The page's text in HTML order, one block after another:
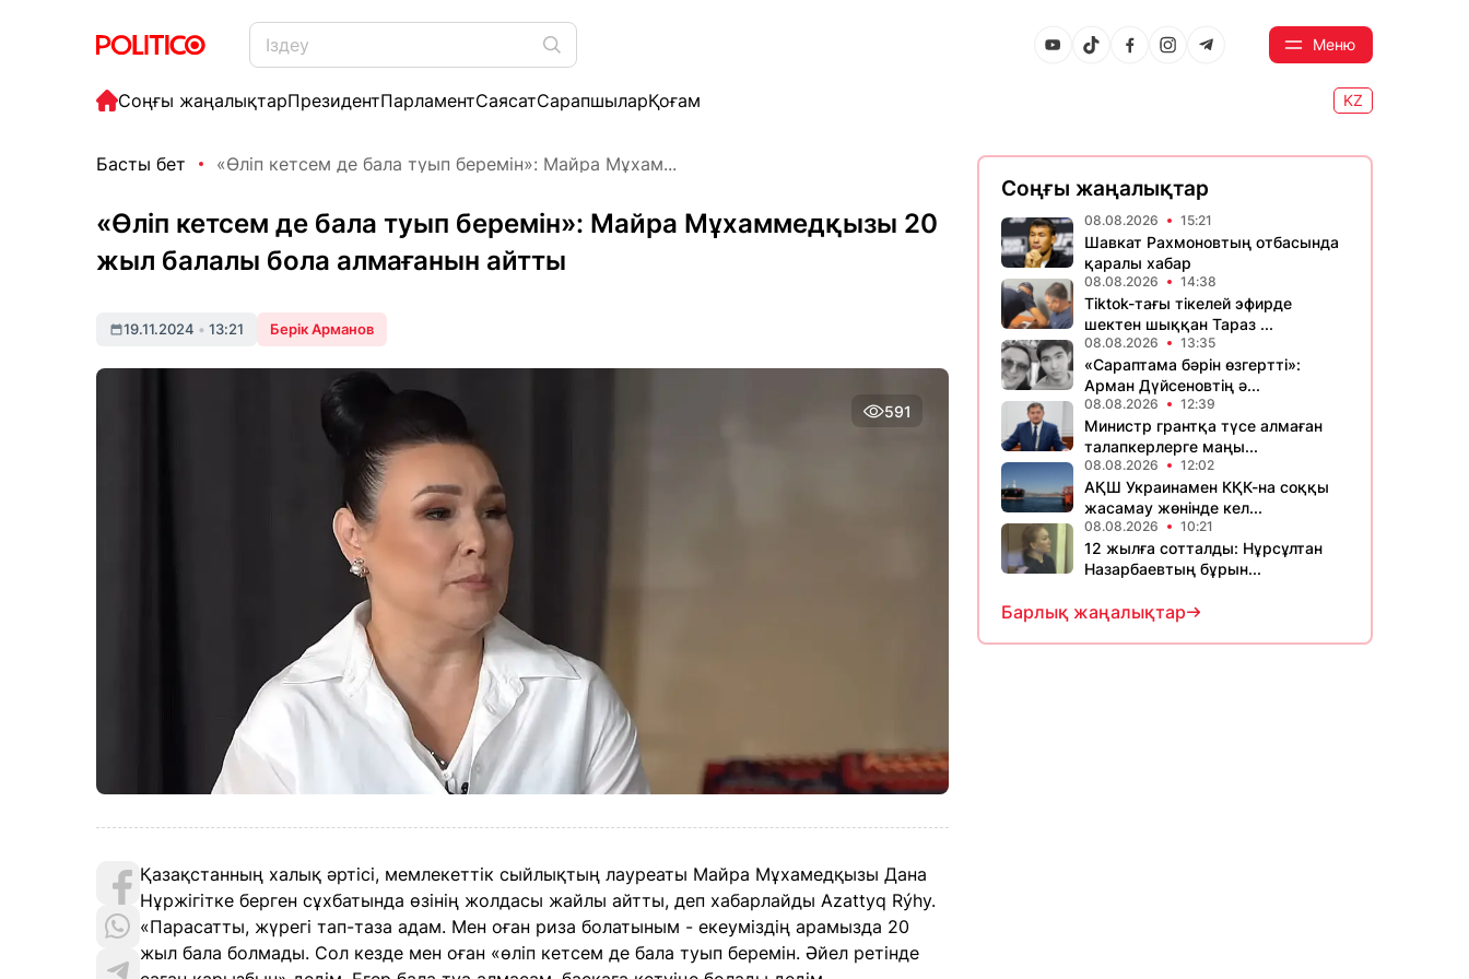
Меню
Соңғы жаңалықтарПрезидентПарламентСаясатСарапшыларҚоғам KZ
Басты бет «Өліп кетсем де бала туып беремін»: Майра Мұхам...
«Өліп кетсем де бала туып беремін»: Майра Мұхаммедқызы 20
жыл балалы бола алмағанын айтты
19.11.2024 • 13:21 Берік Арманов
591
Қазақстанның халық әртісі, мемлекеттік сыйлықтың лауреаты Майра Мұхамедқызы Дана
Нұржігітке берген сұхбатында өзінің жолдасы жайлы айтты, деп хабарлайды Azattyq Rýhy.
«Парасатты, жүрегі тап-таза адам. Мен оған риза болатыным - екеуміздің арамызда 20
жыл бала болмады. Сол кезде мен оған «өліп кетсем де бала туып беремін. Әйел ретінде
Соңғы жаңалықтар
08.08.2026 15:21
Шавкат Рахмоновтың отбасында
қаралы хабар
08.08.2026 14:38
Tiktok-тағы тікелей эфирде
шектен шыққан Тараз ...
08.08.2026 13:35
«Сараптама бәрін өзгертті»:
Арман Дүйсеновтің ә...
08.08.2026 12:39
Министр грантқа түсе алмаған
талапкерлерге маңы...
08.08.2026 12:02
АҚШ Украинамен КҚК-на соққы
жасамау жөнінде кел...
08.08.2026 10:21
12 жылға сотталды: Нұрсұлтан
Назарбаевтың бұрын...
Барлық жаңалықтар